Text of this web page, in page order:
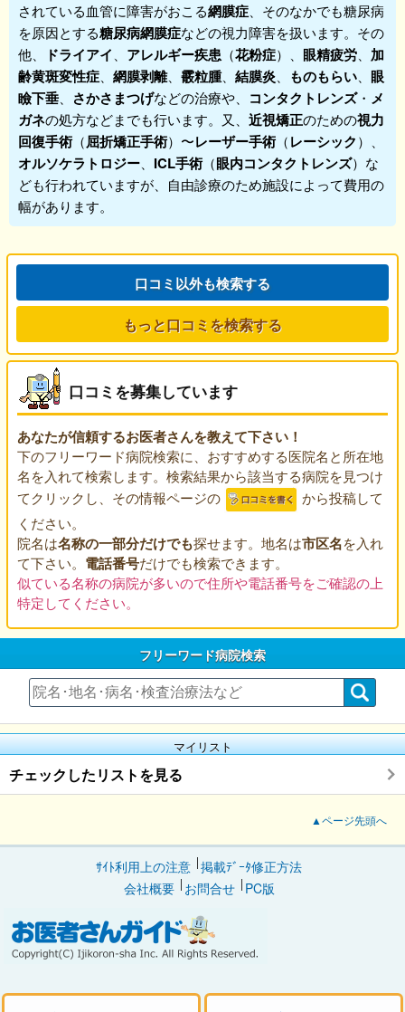
されている血管に障害がおこる網膜症 、そのなかでも糖尿病
を原因とする糖尿病網膜症などの視力障害を扱います。その
他、
ドライアイ アレルギー疾患 （花粉症）、 眼精疲労
加
齢黄斑変性症
網膜剥離、 霰粒腫、 結膜炎 ものもらい
眼
瞼下垂
さかさまつげなどの治療や、 コンタクトレンズ・ メ
ガネの処方などまでも行います。又、 近視矯正のための視力
回復手術（屈折矯正手術）〜レーザー手術（レーシック）、
オルソケラトロジー ICL手術（眼内コンタクトレンズ）な
ども行われていますが、自由診療のため施設によって費用の
幅があります。
口コミ以外も検索する
もっと口コミを検索する
口コミを募集しています
あなたが信頼するお医者さんを教えて下さい！
下のフリーワード病院検索に、おすすめする医院名と所在地
名を入れて検索します。検索結果から該当する病院を見つけ
てクリックし、その情報ページの
から投稿して
ください。
院名は名称の一部分だけでも探せます。地名は市区名を入れ
て下さい。 電話番号だけでも検索できます。
似ている名称の病院が多いので住所や電話番号をご確認の上
特定してください。
フリーワード病院検索
マイリスト
チェックしたリストを見る
▲ページ先頭へ
ｻｲﾄ利用上の注意 掲載ﾃﾞｰﾀ修正方法
会社概要
お問合せ PC版